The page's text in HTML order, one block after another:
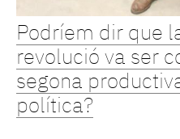
Podríem dir que
revolució va ser
segona
política?